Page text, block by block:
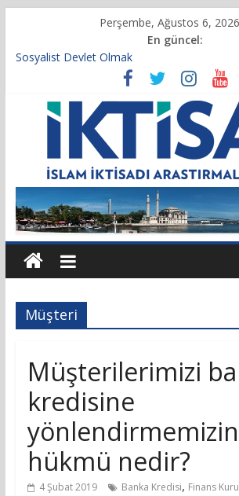
Perşembe, Ağustos 6, 2026
En güncel:
Sosyalist Devlet Olmak
Vakıf Başkanımız Prof. Dr. Servet
Cumhurbaşkanlığı Kararnamesi’nin 21’inci
yeniden atandı.
Kur’an’da İktisadi Hayat
Finansı Yönetmek…
Tulumbanın Suyu
Müşteri
Müşterilerimizi
kredisine
yönlendirmemizin
hükmü nedir?
4 Şubat 2019 Banka Kredisi, Finans